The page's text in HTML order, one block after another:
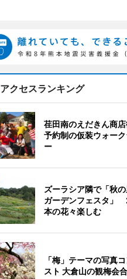
アクセスランキング
荏田南のえだきん商店
予約制の仮装ウォーク
ー
ズーラシア隣で「秋
ガーデンフェスタ」
本の花々楽しむ
「梅」テーマの写真
スト 大倉山の観梅会